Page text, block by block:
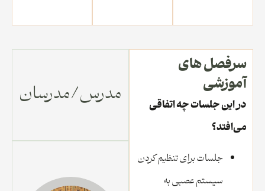
مدرس/مدرسان
سرفصل های
آموزشی
در این جلسات چه اتفاقی
می‌افتد؟
جلسات برای تنظیم کردن
سیستم عصبی به